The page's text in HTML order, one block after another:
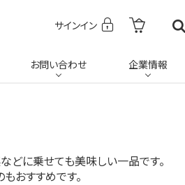
サインイン
お問い合わせ 企業情報
どに乗せても美味しい一品です。
おすすめです。